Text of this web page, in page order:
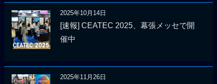
2025年10月14日
[速報] CEATEC 2025、幕張メッセで開
催中
2025年11月26日